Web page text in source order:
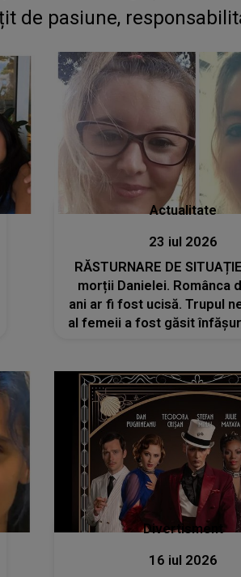
de pasiune,
Actualitate
23 iul 2026
RĂSTURNARE DE
morții Danielei. Românca
ani ar fi fost ucisă. Trupul
al femeii a fost găsit
Divertisment
16 iul 2026